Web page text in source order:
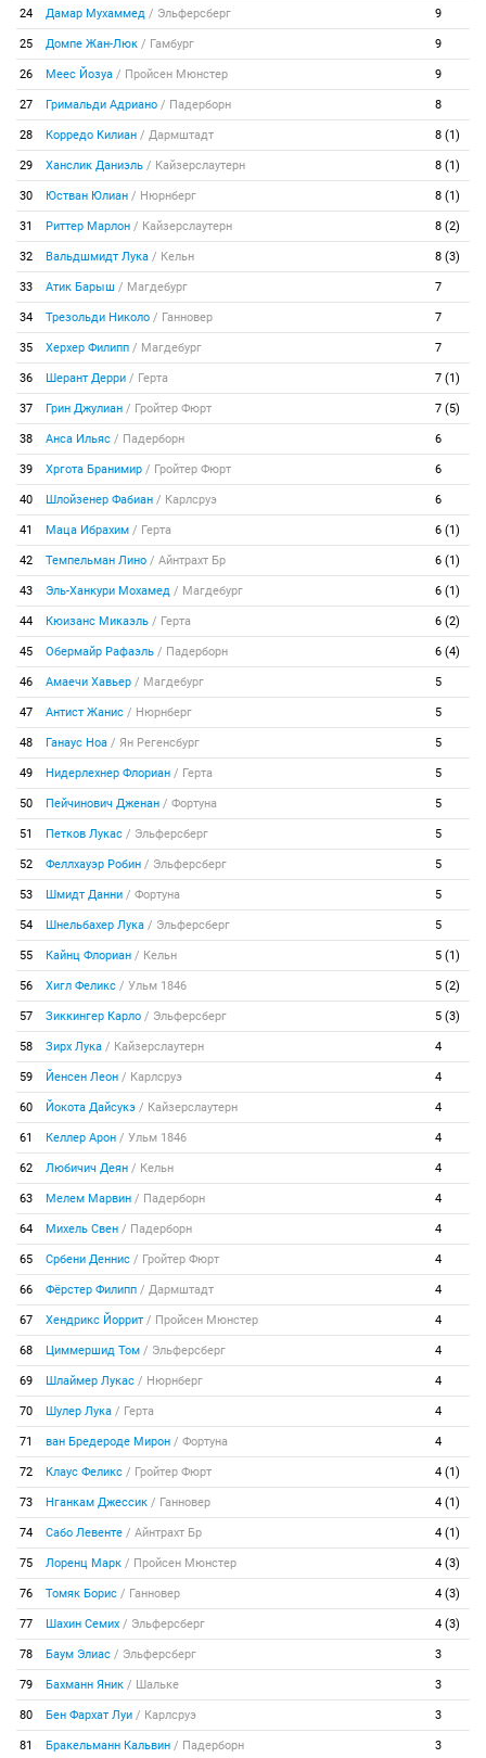
24 Дамар Мухаммед / Эльферсберг 9
25 Домпе Жан-Люк / Гамбург 9
26 Меес Йозуа / Пройсен Мюнстер 9
27 Гримальди Адриано / Падерборн 8
28 Корредо Килиан / Дармштадт 8 (1)
29 Ханслик Даниэль / Кайзерслаутерн 8 (1)
30 Юстван Юлиан / Нюрнберг 8 (1)
31 Риттер Марлон / Кайзерслаутерн 8 (2)
32 Вальдшмидт Лука / Кельн 8 (3)
33 Атик Барыш / Магдебург 7
34 Трезольди Николо / Ганновер 7
35 Херхер Филипп / Магдебург 7
36 Шерант Дерри / Герта 7 (1)
37 Грин Джулиан / Гройтер Фюрт 7 (5)
38 Анса Ильяс / Падерборн 6
39 Хргота Бранимир / Гройтер Фюрт 6
40 Шлойзенер Фабиан / Карлсруэ 6
41 Маца Ибрахим / Герта 6 (1)
42 Темпельман Лино / Айнтрахт Бр 6 (1)
43 Эль-Ханкури Мохамед / Магдебург 6 (1)
44 Кюизанс Микаэль / Герта 6 (2)
45 Обермайр Рафаэль / Падерборн 6 (4)
46 Амаечи Хавьер / Магдебург 5
47 Антист Жанис / Нюрнберг 5
48 Ганаус Ноа / Ян Регенсбург 5
49 Нидерлехнер Флориан / Герта 5
50 Пейчинович Дженан / Фортуна 5
51 Петков Лукас / Эльферсберг 5
52 Феллхауэр Робин / Эльферсберг 5
53 Шмидт Данни / Фортуна 5
54 Шнельбахер Лука / Эльферсберг 5
55 Кайнц Флориан / Кельн 5 (1)
56 Хигл Феликс / Ульм 1846 5 (2)
57 Зиккингер Карло / Эльферсберг 5 (3)
58 Зирх Лука / Кайзерслаутерн 4
59 Йенсен Леон / Карлсруэ 4
60 Йокота Дайсукэ / Кайзерслаутерн 4
61 Келлер Арон / Ульм 1846 4
62 Любичич Деян / Кельн 4
63 Мелем Марвин / Падерборн 4
64 Михель Свен / Падерборн 4
65 Србени Деннис / Гройтер Фюрт 4
66 Фёрстер Филипп / Дармштадт 4
67 Хендрикс Йоррит / Пройсен Мюнстер 4
68 Циммершид Том / Эльферсберг 4
69 Шлаймер Лукас / Нюрнберг 4
70 Шулер Лука / Герта 4
71 ван Бредероде Мирон / Фортуна 4
72 Клаус Феликс / Гройтер Фюрт 4 (1)
73 Нганкам Джессик / Ганновер 4 (1)
74 Сабо Левенте / Айнтрахт Бр 4 (1)
75 Лоренц Марк / Пройсен Мюнстер 4 (3)
76 Томяк Борис / Ганновер 4 (3)
77 Шахин Семих / Эльферсберг 4 (3)
78 Баум Элиас / Эльферсберг 3
79 Бахманн Яник / Шальке 3
80 Бен Фархат Луи / Карлсруэ 3
81 Бракельманн Кальвин / Падерборн 3